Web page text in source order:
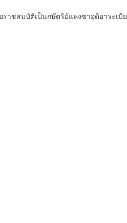
ราชสมบัติเป็นกษัตริย์แห่งซาอุดิอาระเบีย